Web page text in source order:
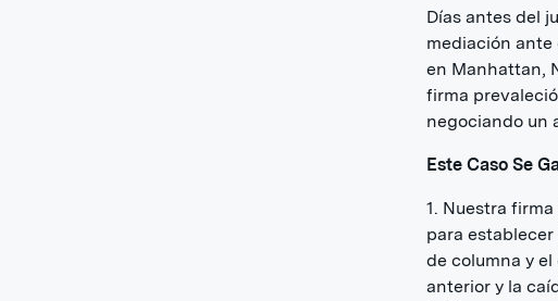
Días antes del
mediación
en Manhattan,
firma
negociando un
Este Caso Se
1. Nuestra
para
de columna y
anterior y la